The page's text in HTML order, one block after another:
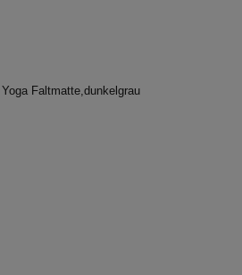
Faltmatte,dunkelgrau